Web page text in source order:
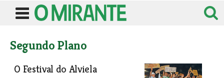
Segundo Plano
O Festival do Alviela